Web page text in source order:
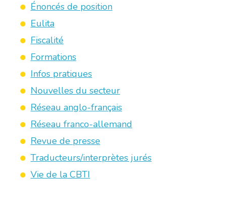
Énoncés de position
Eulita
Fiscalité
Formations
Infos pratiques
Nouvelles du secteur
Réseau anglo-français
Réseau franco-allemand
Revue de presse
Traducteurs/interprètes jurés
Vie de la CBTI